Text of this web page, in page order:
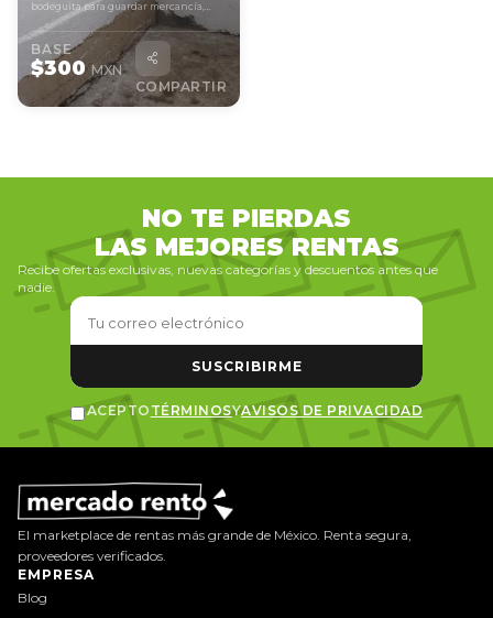
bodeguita para guardar mercancía,
paqueteria o artículos personales. el
piso es rustico...
BASE
$300MXN
COMPARTIR
NO TE PIERDAS
LAS MEJORES RENTAS
Recibe ofertas exclusivas, nuevas categorías y descuentos antes que
nadie.
SUSCRIBIRME
ACEPTO TÉRMINOSYAVISOS DE PRIVACIDAD
El marketplace de rentas más grande de México. Renta segura,
proveedores verificados.
EMPRESA
Blog